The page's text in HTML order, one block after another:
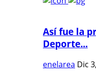
Así fue la
Deporte...
enelarea Dic